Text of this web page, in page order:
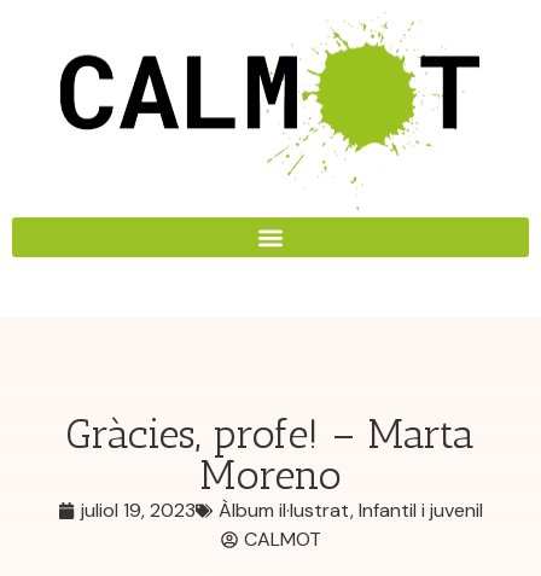
Gràcies, profe! – Marta
Moreno
juliol 19, 2023 Àlbum il·lustrat,Infantil i juvenil
CALMOT